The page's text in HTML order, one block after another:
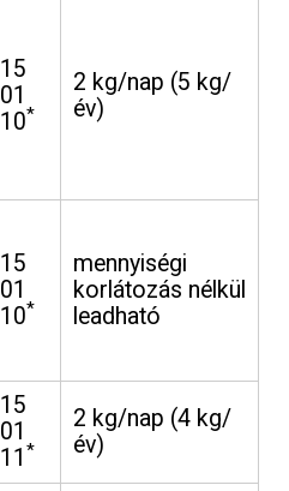
15
01
10*
2 kg/nap (5 kg/
év)
15
01
10*
mennyiségi
korlátozás nélkül
leadható
15
01
11 *
2 kg/nap (4 kg/
év)